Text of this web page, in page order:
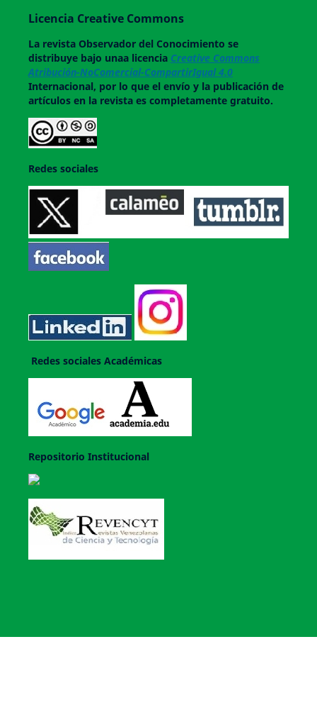
Licencia Creative Commons
La revistaObservador del Conocimiento se
distribuye bajo unaa licencia Creative Commons
Atribución-NoComercial-CompartirIgual 4.0
Internacional, por lo que el envío y la publicación de
artículos en la revista es completamente gratuito.
Redes sociales
Redes sociales Académicas
Repositorio Institucional